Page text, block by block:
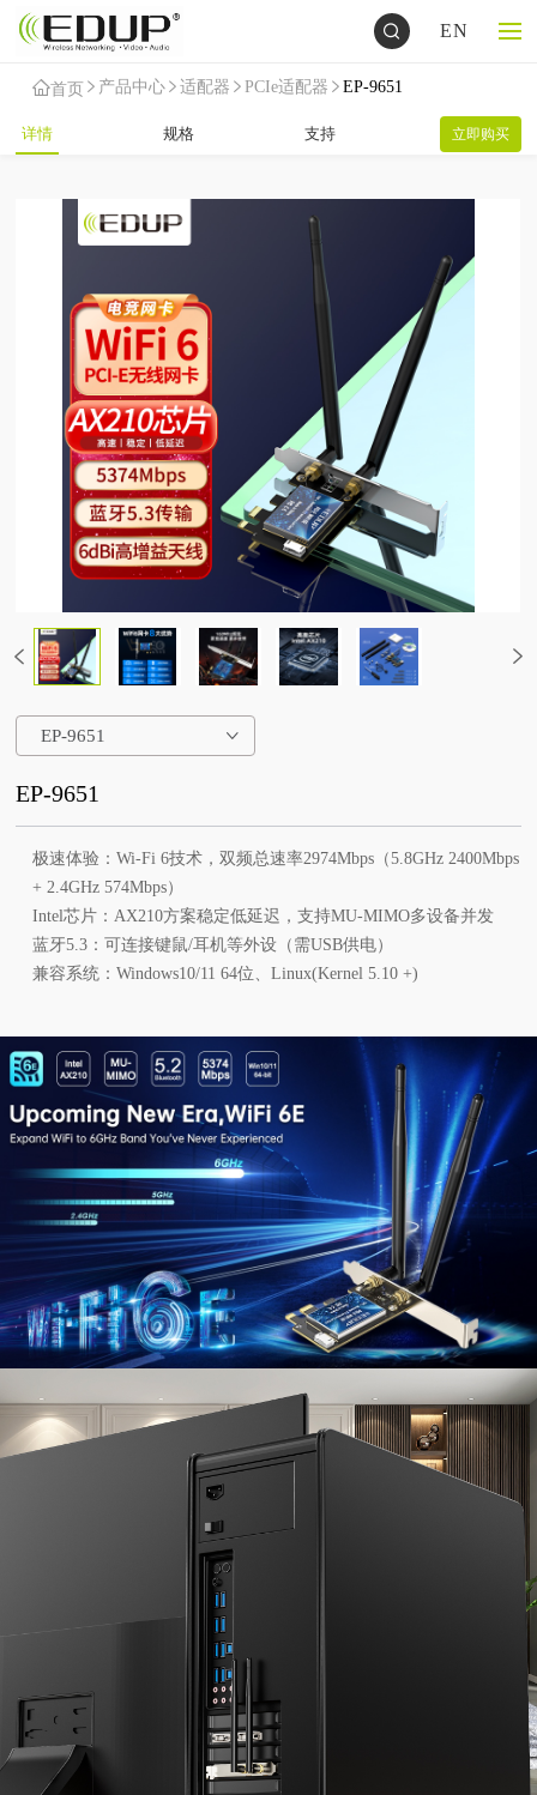
EN
首页 产品中心 适配器 PCIe适配器 EP-9651
详情 规格 支持 立即购买
EP-9651
EP-9651
极速体验：Wi-Fi 6技术，双频总速率2974Mbps（5.8GHz 2400Mbps
+ 2.4GHz 574Mbps）
Intel芯片：AX210方案稳定低延迟，支持MU-MIMO多设备并发
蓝牙5.3：可连接键鼠/耳机等外设（需USB供电）
兼容系统：Windows10/11 64位、Linux(Kernel 5.10 +)